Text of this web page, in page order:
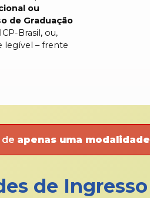
ou
de Graduação
Brasil, ou,
legível – frente
apenas uma modalidade
de Ingresso